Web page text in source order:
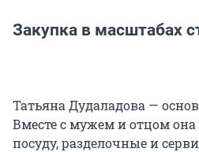
Закупка в масштабах
Татьяна Дудаладова —
Вместе с мужем и отцом она
посуду, разделочные и